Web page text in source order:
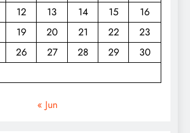
12 13 14 15
16
19 20 21 22
23
26 27 28 29
30
« Jun